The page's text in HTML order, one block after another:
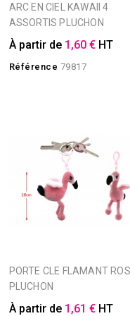
ARC EN CIEL KAWAII 4
ASSORTIS PLUCHON
À partir de 1,60 € HT
Référence 79817
PORTE CLE FLAMANT ROSE
PLUCHON
À partir de 1,61 € HT